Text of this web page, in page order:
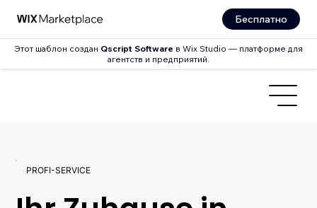
Бесплатно
Этот шаблон создан Qscript Software в Wix Studio — платформе для
агентств и предприятий.